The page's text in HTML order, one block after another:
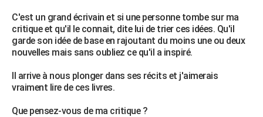
C'est un grand écrivain et si une personne tombe sur ma
critique et qu'il le connait, dite lui de trier ces idées. Qu'il
garde son idée de base en rajoutant du moins une ou deux
nouvelles mais sans oubliez ce qu'il a inspiré.
Il arrive à nous plonger dans ses récits et j'aimerais
vraiment lire de ces livres.
Que pensez-vous de ma critique ?